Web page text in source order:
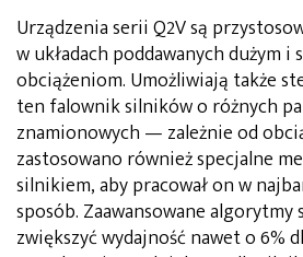
Urządzenia serii Q2V są
w układach poddawanych dużym i
obciążeniom. Umożliwiają także
ten falownik silników o różnych
znamionowych — zależnie od
zastosowano również specjalne
silnikiem, aby pracował on w
sposób. Zaawansowane
zwiększyć wydajność nawet o 6%